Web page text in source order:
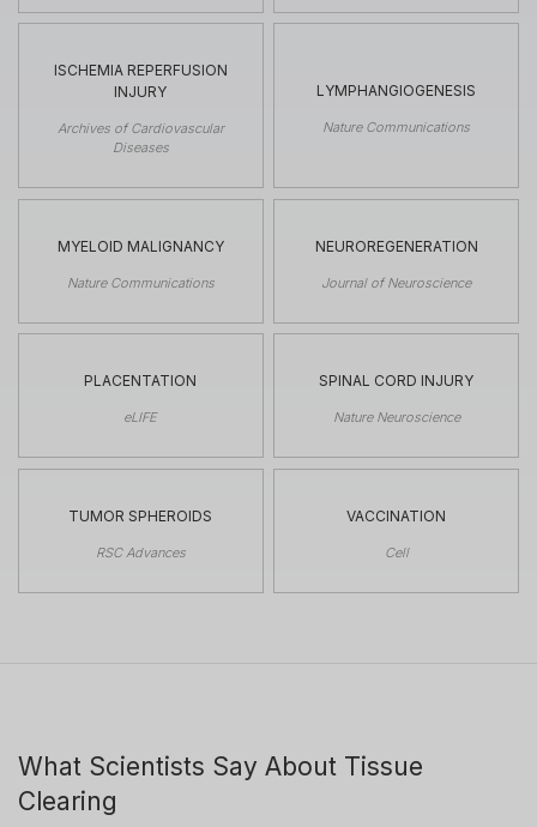
ISCHEMIA REPERFUSION
INJURY
Archives of Cardiovascular
Diseases
LYMPHANGIOGENESIS
Nature Communications
MYELOID MALIGNANCY
Nature Communications
NEUROREGENERATION
Journal of Neuroscience
PLACENTATION
eLIFE
SPINAL CORD INJURY
Nature Neuroscience
TUMOR SPHEROIDS
RSC Advances
VACCINATION
Cell
What Scientists Say About Tissue
Clearing